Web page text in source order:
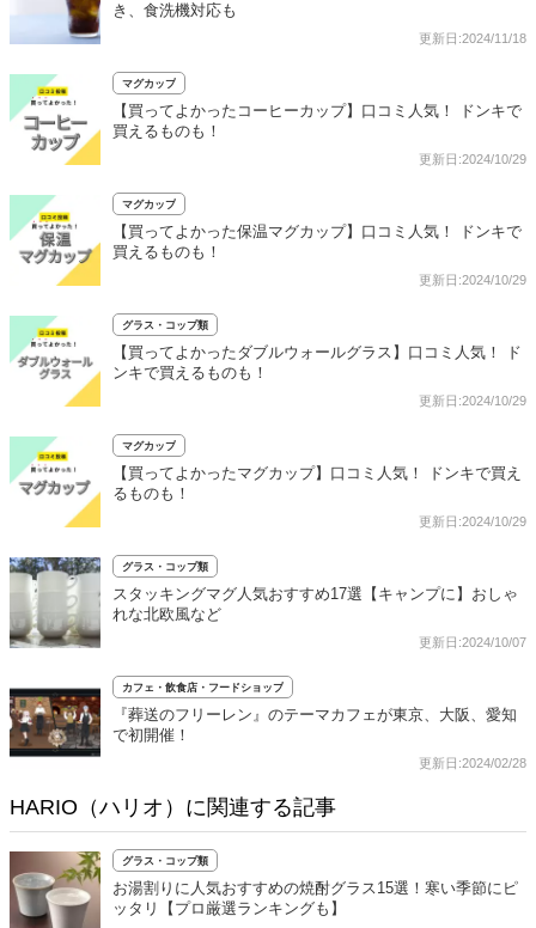
き、食洗機対応も
更新日:2024/11/18
マグカップ
【買ってよかったコーヒーカップ】口コミ人気！ ドンキで
買えるものも！
更新日:2024/10/29
マグカップ
【買ってよかった保温マグカップ】口コミ人気！ ドンキで
買えるものも！
更新日:2024/10/29
グラス・コップ類
【買ってよかったダブルウォールグラス】口コミ人気！ ド
ンキで買えるものも！
更新日:2024/10/29
マグカップ
【買ってよかったマグカップ】口コミ人気！ ドンキで買え
るものも！
更新日:2024/10/29
グラス・コップ類
スタッキングマグ人気おすすめ17選【キャンプに】おしゃ
れな北欧風など
更新日:2024/10/07
カフェ・飲食店・フードショップ
『葬送のフリーレン』のテーマカフェが東京、大阪、愛知
で初開催！
更新日:2024/02/28
HARIO（ハリオ）に関連する記事
グラス・コップ類
お湯割りに人気おすすめの焼酎グラス15選！寒い季節にピ
ッタリ【プロ厳選ランキングも】